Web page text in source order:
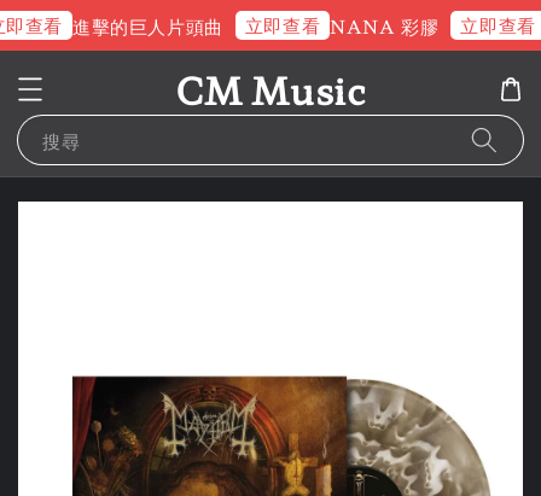
查看 進擊的巨人片頭曲 立即查看 NANA 彩膠 立即查看
CM Music
搜尋